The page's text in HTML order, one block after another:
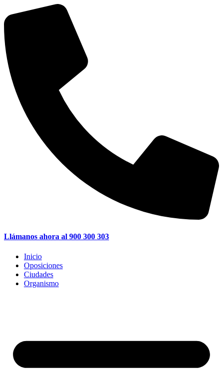
al
contenido
Llámanos ahora al 900 300 303
Inicio
Oposiciones
Ciudades
Organismo